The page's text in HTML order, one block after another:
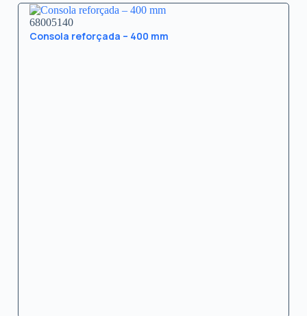
68005140
Consola reforçada – 400 mm